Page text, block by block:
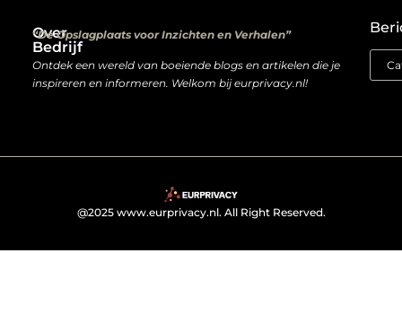
Over
Bedrijf
“De Opslagplaats voor Inzichten en Verhalen”
Ontdek een wereld van boeiende blogs en artikelen die je
inspireren en informeren. Welkom bij eurprivacy.nl!
@2025 www.eurprivacy.nl. All Right Reserved.